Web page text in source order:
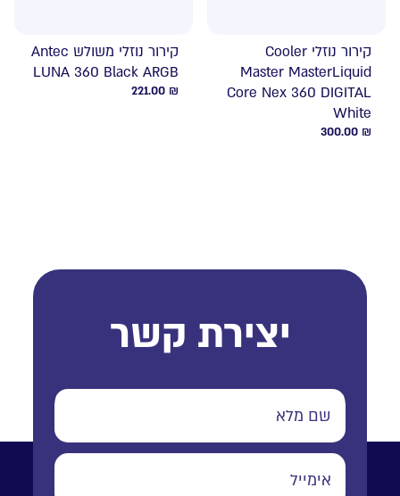
קירור נוזלי Cooler
Master MasterLiquid
Core Nex 360 DIGITAL
White
300.00 ₪
קירור נוזלי משולש Antec
LUNA 360 Black ARGB
221.00 ₪
יצירת קשר